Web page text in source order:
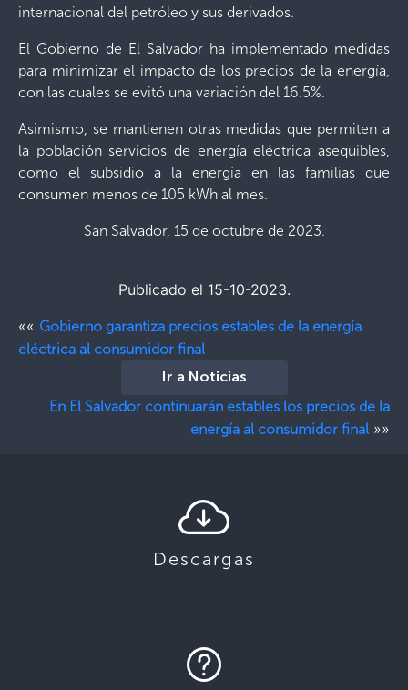
internacional del petróleo y sus derivados.
El Gobierno de El Salvador ha implementado medidas
para minimizar el impacto de los precios de la energía,
con las cuales se evitó una variación del 16.5%.
Asimismo, se mantienen otras medidas que permiten a
la población servicios de energía eléctrica asequibles,
como el subsidio a la energía en las familias que
consumen menos de 105 kWh al mes.
San Salvador, 15 de octubre de 2023.
Publicado el 15-10-2023.
«« Gobierno garantiza precios estables de la energía
eléctrica al consumidor final
Ir a Noticias
En El Salvador continuarán estables los precios de la
energía al consumidor final »»
Descargas